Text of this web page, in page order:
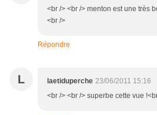
<br /> <br /> menton est une très
<br />
Répondre
L laetiduperche 23/06/2011 15:16
<br /> <br /> superbe cette vue